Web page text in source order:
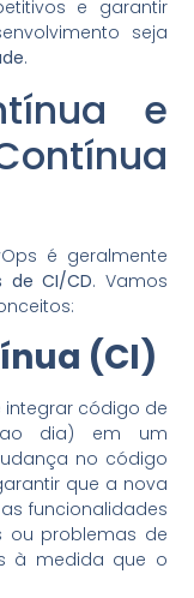
e garantir
seja
.
e
é geralmente
de CI/CD. Vamos
(CI)
código de
ao dia) em um
no código
que a nova
funcionalidades
ou problemas de
à medida que o